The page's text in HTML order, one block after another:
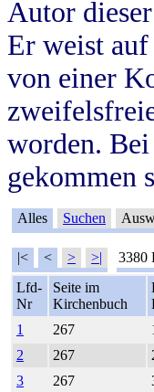
Autor
Er weist
von einer
worden.
gekommen
Alles Suchen
|< < > >| 3380
Lfd-
Nr
Seite im
Kirchenbuch
1
267
2
267
3
267